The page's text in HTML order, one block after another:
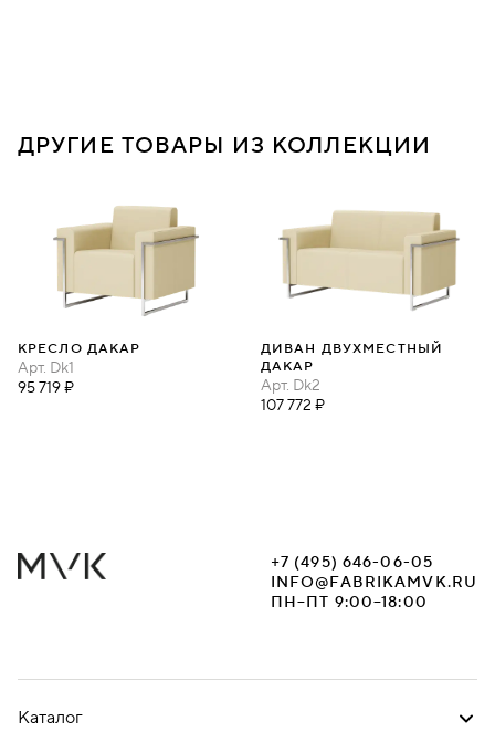
ДРУГИЕ ТОВАРЫ ИЗ КОЛЛЕКЦИИ
КРЕСЛО ДАКАР
Арт. Dk1
95 719 ₽
ДИВАН ДВУХМЕСТНЫЙ
ДАКАР
Арт. Dk2
107 772 ₽
+7 (495) 646-06-05
INFO@FABRIKAMVK.RU
ПН–ПТ 9:00–18:00
Каталог